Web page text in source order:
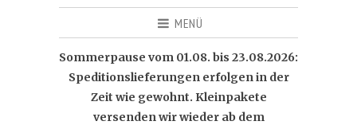
MENÜ
Sommerpause vom 01.08. bis 23.08.2026:
Speditionslieferungen erfolgen in der
Zeit wie gewohnt. Kleinpakete
versenden wir wieder ab dem